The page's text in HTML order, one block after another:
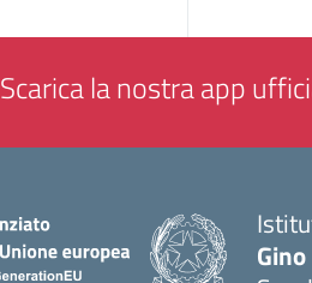
Scarica la nostra app